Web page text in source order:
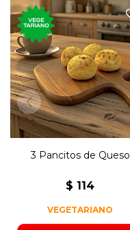
Tres pancitos con sabor a
queso.
3 Pancitos de Queso
$ 114
VEGETARIANO